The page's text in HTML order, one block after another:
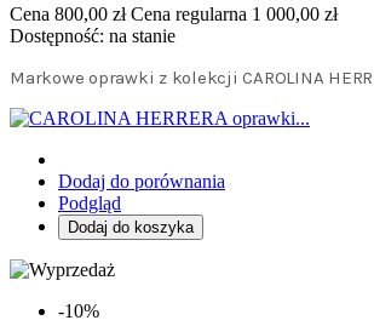
Cena 800,00 zł Cena regularna 1 000,00 zł
Dostępność: na stanie
Markowe oprawki z kolekcji CAROLINA
Dodaj do porównania
Podgląd
Dodaj do koszyka
-10%